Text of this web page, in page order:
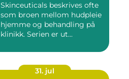
Skinceuticals beskrives ofte
som broen mellom hudpleie
hjemme og behandling på
klinikk. Serien er ut...
31. jul